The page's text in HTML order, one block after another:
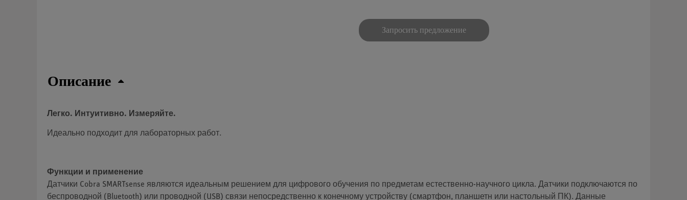
Запросить предложение
Описание
Легко. Интуитивно. Измеряйте.
Идеально подходит для лабораторных работ.
Функции и применение
Датчики Cobra SMARTsense являются идеальным решением для цифрового обучения по предметам естественно-научного цикла. Датчики подключаются по
беспроводной (Bluetooth) или проводной (USB) связи непосредственно к конечному устройству (смартфон, планшетн или настольный ПК). Данные